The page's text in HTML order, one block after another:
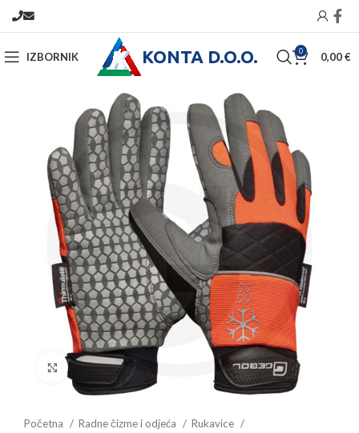
IZBORNIK KONTA D.O.O. 0 0,00€
Povećajte sliku
Početna Radne čizme i odjeća
Rukavice